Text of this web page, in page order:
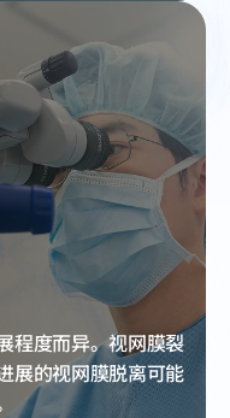
程度而异。视网膜裂
展的视网膜脱离可能